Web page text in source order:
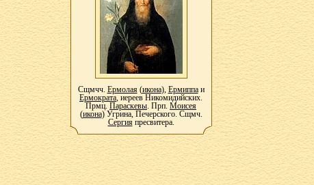
Сщмчч. Ермолая(икона), Ермиппаи
Ермократа, иереев Никомидийских.
Прмц. Параскевы. Прп. Моисея
(икона) Угрина, Печерского. Сщмч.
Сергияпресвитера.